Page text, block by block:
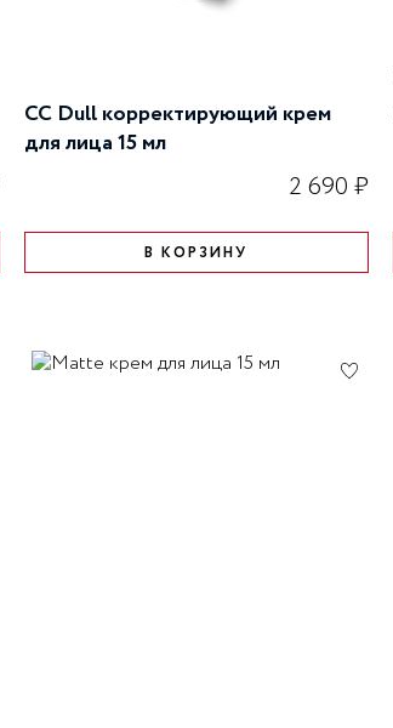
CC Dull корректирующий крем
для лица 15 мл
2 690 ₽
В КОРЗИНУ